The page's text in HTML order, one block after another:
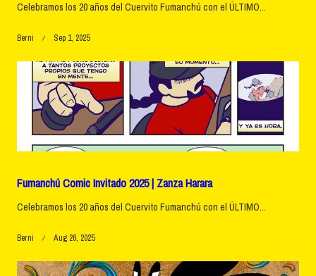
Celebramos los 20 años del Cuervito Fumanchú con el ÚLTIMO...
Berni Sep 1, 2025
Fumanchú Comic Invitado 2025 | Zanza Harara
Celebramos los 20 años del Cuervito Fumanchú con el ÚLTIMO...
Berni Aug 26, 2025